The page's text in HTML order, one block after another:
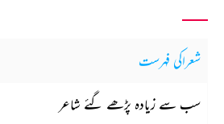
شعراکی فہرست
سب سے زیادہ پڑھے گئے شاعر